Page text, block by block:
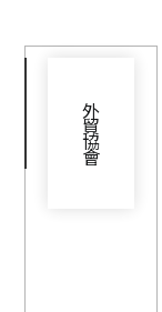
外
貿
協
會